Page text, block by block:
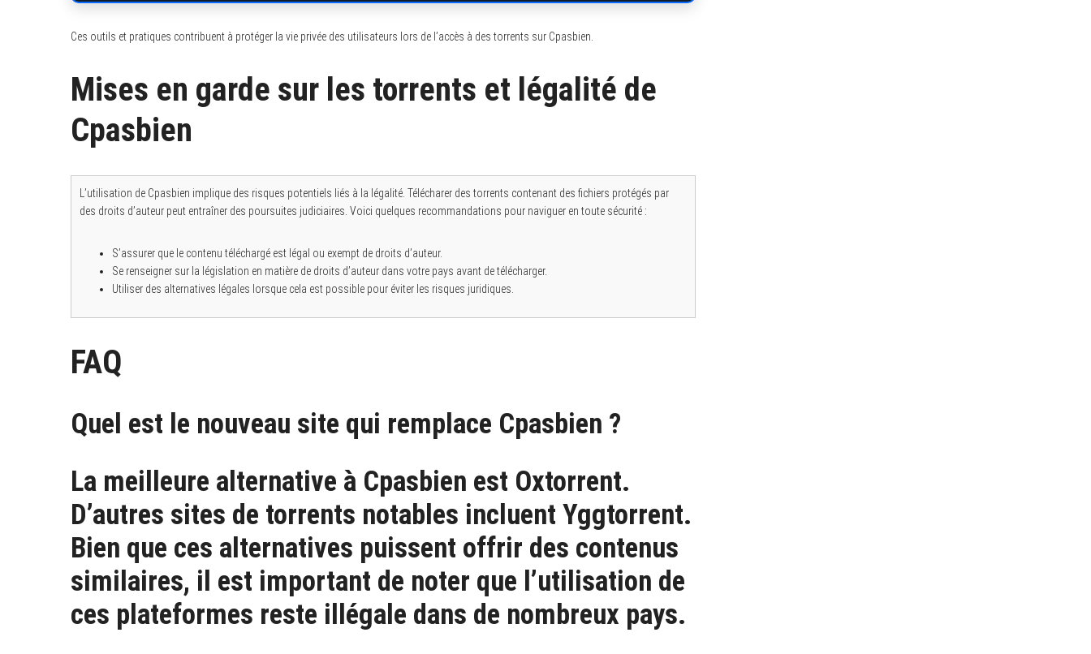
Ces outils et pratiques contribuent à protéger la vie privée des utilisateurs lors de l’accès à des torrents sur Cpasbien.
Mises en garde sur les torrents et légalité de
Cpasbien
L’utilisation de Cpasbien implique des risques potentiels liés à la légalité. Télécharer des torrents contenant des fichiers protégés par
des droits d’auteur peut entraîner des poursuites judiciaires. Voici quelques recommandations pour naviguer en toute sécurité :
S’assurer que le contenu téléchargé est légal ou exempt de droits d’auteur.
Se renseigner sur la législation en matière de droits d’auteur dans votre pays avant de télécharger.
Utiliser des alternatives légales lorsque cela est possible pour éviter les risques juridiques.
FAQ
Quel est le nouveau site qui remplace Cpasbien ?
La meilleure alternative à Cpasbien est Oxtorrent.
D’autres sites de torrents notables incluent Yggtorrent.
Bien que ces alternatives puissent offrir des contenus
similaires, il est important de noter que l’utilisation de
ces plateformes reste illégale dans de nombreux pays.
f
r